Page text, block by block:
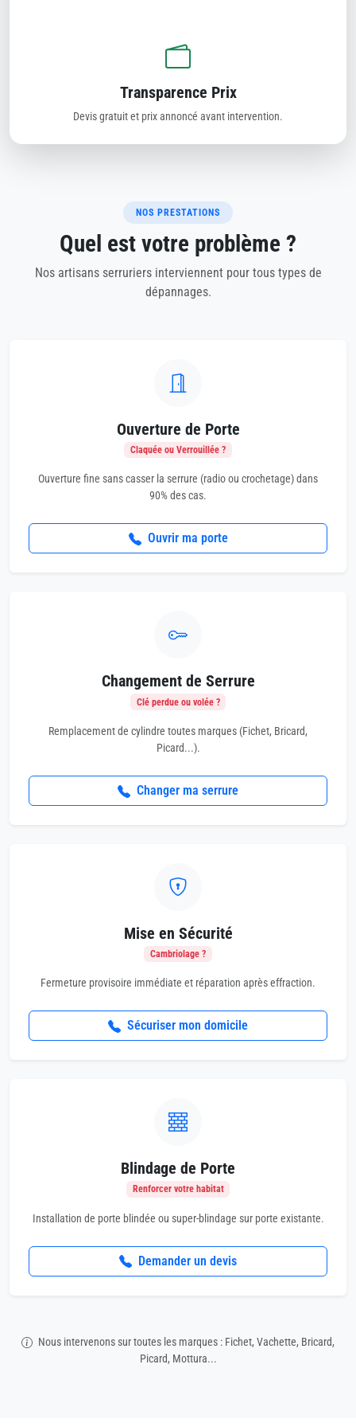
Transparence Prix
Devis gratuit et prix annoncé avant intervention.
NOS PRESTATIONS
Quel est votre problème ?
Nos artisans serruriers interviennent pour tous types de
dépannages.
Ouverture de Porte
Claquée ou Verrouillée ?
Ouverture fine sans casser la serrure (radio ou crochetage) dans
90% des cas.
Ouvrir ma porte
Changement de Serrure
Clé perdue ou volée ?
Remplacement de cylindre toutes marques (Fichet, Bricard,
Picard...).
Changer ma serrure
Mise en Sécurité
Cambriolage ?
Fermeture provisoire immédiate et réparation après effraction.
Sécuriser mon domicile
Blindage de Porte
Renforcer votre habitat
Installation de porte blindée ou super-blindage sur porte existante.
Demander un devis
Nous intervenons sur toutes les marques : Fichet, Vachette, Bricard,
Picard, Mottura...